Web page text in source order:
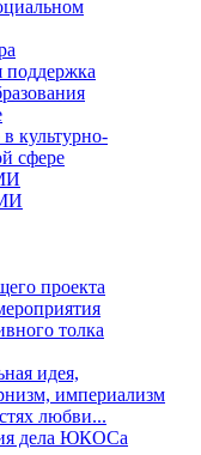
поддержка
культурно-
сфере
проекта
толка
идея,
империализм
любви...
дела ЮКОСа